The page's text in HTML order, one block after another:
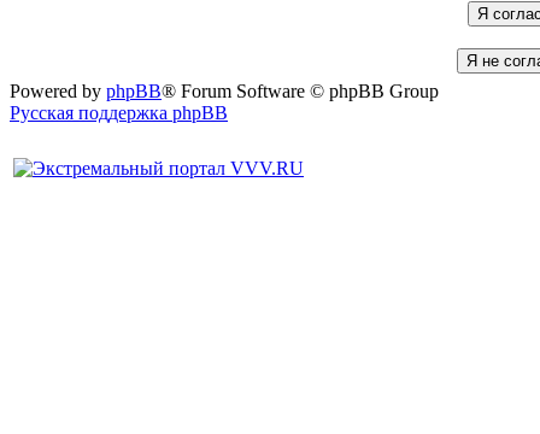
Powered by phpBB® Forum Software © phpBB Group
Русская поддержка phpBB